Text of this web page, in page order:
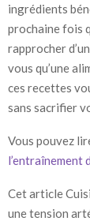
ingrédients
prochaine fois
rapprocher
vous qu’une
ces recettes
sans sacrifier
Vous pouvez
l’entraînement
Cet article
une tension